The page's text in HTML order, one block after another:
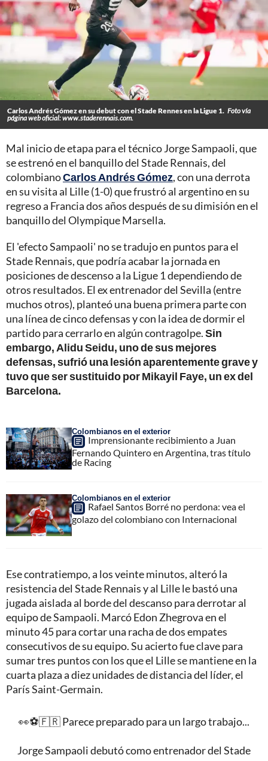
Carlos Andrés Gómez en su debut con el Stade Rennes en la Ligue 1. Foto vía
página web oficial: www.staderennais.com.
Mal inicio de etapa para el técnico Jorge Sampaoli, que
se estrenó en el banquillo del Stade Rennais, del
colombianoCarlos Andrés Gómez, con una derrota
en su visita al Lille (1-0) que frustró al argentino en su
regreso a Francia dos años después de su dimisión en el
banquillo del Olympique Marsella.
El 'efecto Sampaoli' no se tradujo en puntos para el
Stade Rennais, que podría acabar la jornada en
posiciones de descenso a la Ligue 1 dependiendo de
otros resultados. El ex entrenador del Sevilla (entre
muchos otros), planteó una buena primera parte con
una línea de cinco defensas y con la idea de dormir el
partido para cerrarlo en algún contragolpe.Sin
embargo, Alidu Seidu, uno de sus mejores
defensas, sufrió una lesión aparentemente grave y
tuvo que ser sustituido por Mikayil Faye, un ex del
Barcelona.
Colombianos en el exterior
Imprensionante recibimiento a Juan
Fernando Quintero en Argentina, tras título
de Racing
Colombianos en el exterior
Rafael Santos Borré no perdona: vea el
golazo del colombiano con Internacional
Ese contratiempo, a los veinte minutos, alteró la
resistencia del Stade Rennais y al Lille le bastó una
jugada aislada al borde del descanso para derrotar al
equipo de Sampaoli. Marcó Edon Zhegrova en el
minuto 45 para cortar una racha de dos empates
consecutivos de su equipo. Su acierto fue clave para
sumar tres puntos con los que el Lille se mantiene en la
cuarta plaza a diez unidades de distancia del líder, el
París Saint-Germain.
👀⚽🇫🇷 Parece preparado para un largo trabajo...
Jorge Sampaoli debutó como entrenador del Stade